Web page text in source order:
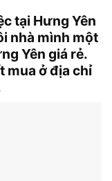
tại Hưng Yên
nhà mình một
Yên giá rẻ.
mua ở địa chỉ